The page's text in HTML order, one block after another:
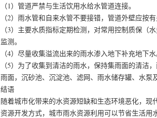
（1）管道严禁与生活饮用水给水管道连接。
（2）雨水管和自来水管不要接错，管道外壁应按
（3）主要水质指标定期检测，对常用控制质保（
监测。
（4）尽量收集溢流出来的雨水渗入地下补充地下水
（5）为了收集到清洁的雨水，保持集雨面的清
雨面，沉砂池、沉淀池、滤网、雨水储存罐、水泵
结语
随着城市化带来的水资源短缺和生态环境恶化，
资源开发方式，城市雨水资源利用可以节省生活